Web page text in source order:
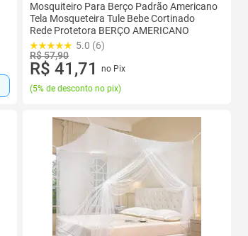
Mosquiteiro Para Berço Padrão Americano
Tela Mosqueteira Tule Bebe Cortinado
Rede Protetora BERÇO AMERICANO
5.0 (6)
R$ 57,90
R$ 41,71
no Pix
(5% de desconto no pix)